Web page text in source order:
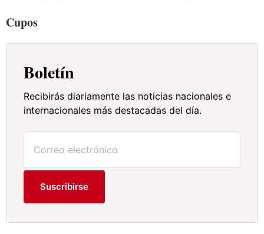
Cupos
Boletín
Recibirás diariamente las noticias nacionales e
internacionales más destacadas del día.
Suscribirse